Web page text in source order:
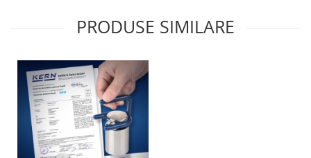
Piulite zimtate si hexagonale
Placi etalon
Senzori
Set pentru compresiune
Set suruburi otel
Suporti
Varf de impact
PRODUSE SIMILARE